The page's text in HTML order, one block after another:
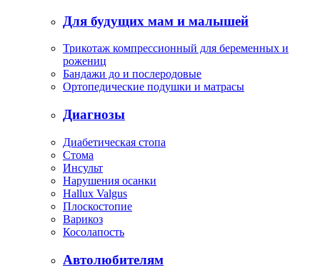
Для будущих мам и малышей
Трикотаж компрессионный для беременных и
рожениц
Бандажи до и послеродовые
Ортопедические подушки и матрасы
Диагнозы
Диабетическая стопа
Стома
Инсульт
Нарушения осанки
Hallux Valgus
Плоскостопие
Варикоз
Косолапость
Автолюбителям